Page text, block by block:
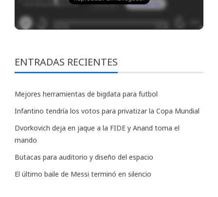
ENTRADAS RECIENTES
Mejores herramientas de bigdata para futbol
Infantino tendría los votos para privatizar la Copa Mundial
Dvorkovich deja en jaque a la FIDE y Anand toma el
mando
Butacas para auditorio y diseño del espacio
El último baile de Messi terminó en silencio